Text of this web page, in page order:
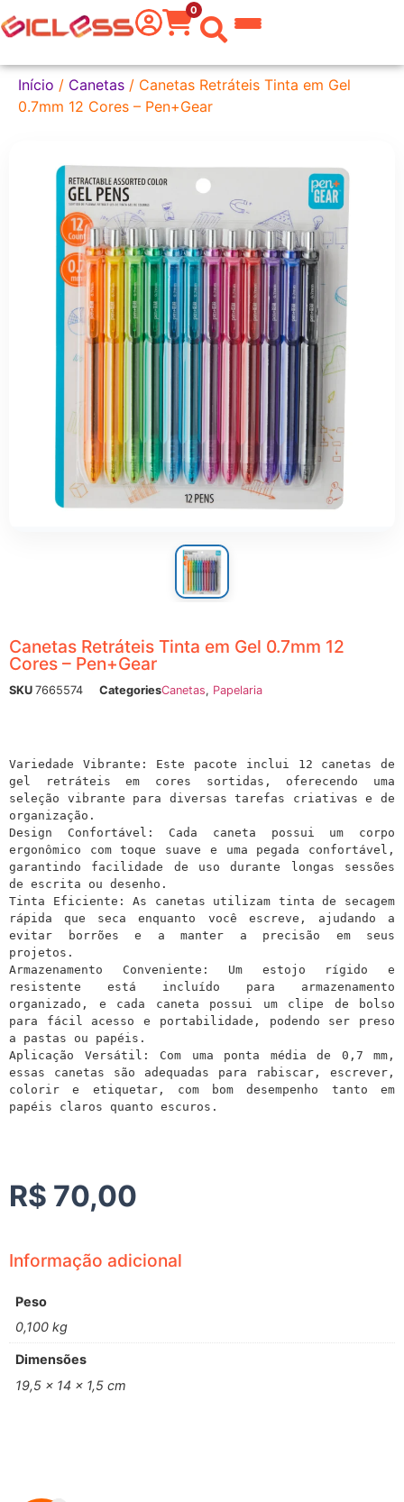
0
do Mundo
Início / Canetas / Canetas Retráteis Tinta em Gel
0.7mm 12 Cores – Pen+Gear
Canetas Retráteis Tinta em Gel 0.7mm 12
Cores – Pen+Gear
SKU 7665574 CategoriesCanetas, Papelaria
Variedade Vibrante: Este pacote inclui 12 canetas de
gel retráteis em cores sortidas, oferecendo uma
seleção vibrante para diversas tarefas criativas e de
organização.
Design Confortável: Cada caneta possui um corpo
ergonômico com toque suave e uma pegada confortável,
garantindo facilidade de uso durante longas sessões
de escrita ou desenho.
Tinta Eficiente: As canetas utilizam tinta de secagem
rápida que seca enquanto você escreve, ajudando a
evitar borrões e a manter a precisão em seus
projetos.
Armazenamento Conveniente: Um estojo rígido e
resistente está incluído para armazenamento
organizado, e cada caneta possui um clipe de bolso
para fácil acesso e portabilidade, podendo ser preso
a pastas ou papéis.
Aplicação Versátil: Com uma ponta média de 0,7 mm,
essas canetas são adequadas para rabiscar, escrever,
colorir e etiquetar, com bom desempenho tanto em
papéis claros quanto escuros.
R$ 70,00
Informação adicional
Peso
0,100 kg
Dimensões
19,5 × 14 × 1,5 cm